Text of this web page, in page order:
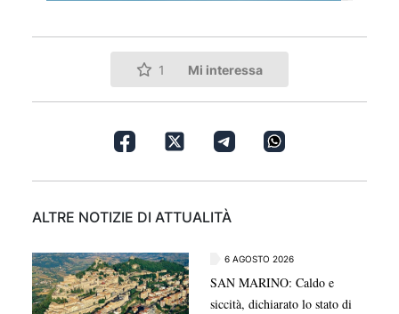
1 Mi interessa
ALTRE NOTIZIE DI ATTUALITÀ
6 AGOSTO 2026
SAN MARINO: Caldo e
siccità, dichiarato lo stato di